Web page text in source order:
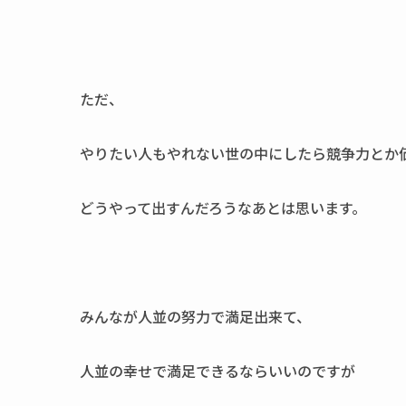
ただ、
やりたい人もやれない世の中にしたら競争力とか
どうやって出すんだろうなあとは思います。
みんなが人並の努力で満足出来て、
人並の幸せで満足できるならいいのですが